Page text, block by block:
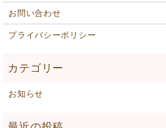
お問い合わせ
プライバシーポリシー
お知らせ